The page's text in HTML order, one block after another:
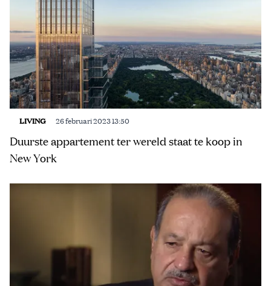
LIVING 26 februari 2023 13:50
Duurste appartement ter wereld staat te koop in
New York